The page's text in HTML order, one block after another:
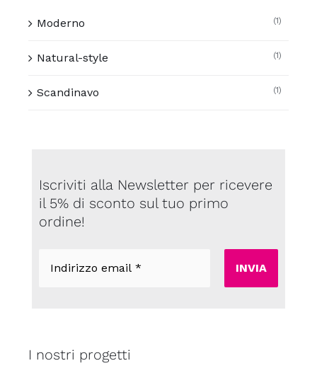
Moderno (1)
Natural-style (1)
Scandinavo (1)
Iscriviti alla Newsletter per ricevere
il 5% di sconto sul tuo primo
ordine!
email
I nostri progetti